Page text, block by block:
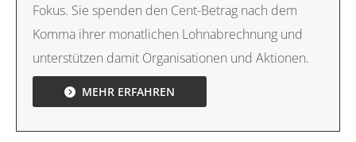
Fokus. Sie spenden den Cent-Betrag nach dem
Komma ihrer monatlichen Lohnabrechnung und
unterstützen damit Organisationen und Aktionen.
MEHR ERFAHREN